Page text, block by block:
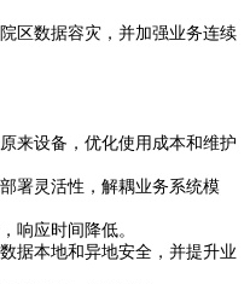
区数据容灾，并加强业务连续
来设备，优化使用成本和维护
署灵活性，解耦业务系统模
响应时间降低。
据本地和异地安全，并提升业